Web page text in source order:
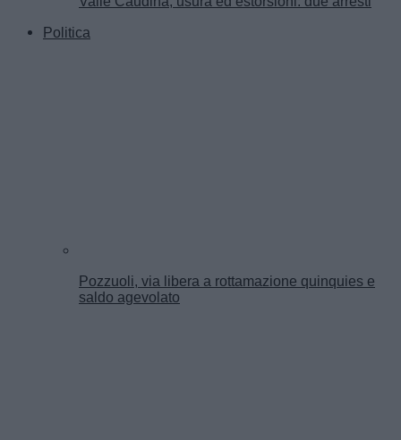
Politica
Pozzuoli, via libera a rottamazione quinquies e
saldo agevolato